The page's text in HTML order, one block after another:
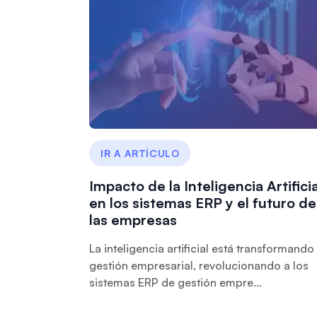
IR A ARTÍCULO
Impacto de la Inteligencia
en los sistemas ERP y el futuro de
las empresas
La inteligencia artificial está transformando
gestión empresarial, revolucionando a los
sistemas ERP de gestión empre...